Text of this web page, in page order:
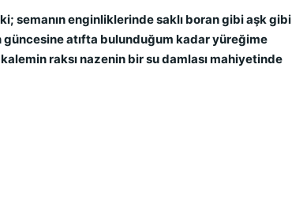
semanın enginliklerinde saklı boran gibi aşk gibi
güncesine atıfta bulunduğum kadar yüreğime
raksı nazenin bir su damlası mahiyetinde